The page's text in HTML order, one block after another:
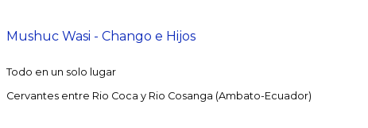
Mushuc Wasi - Chango e Hijos
Todo en un solo lugar
Cervantes entre Rio Coca y Rio Cosanga (Ambato-Ecuador)